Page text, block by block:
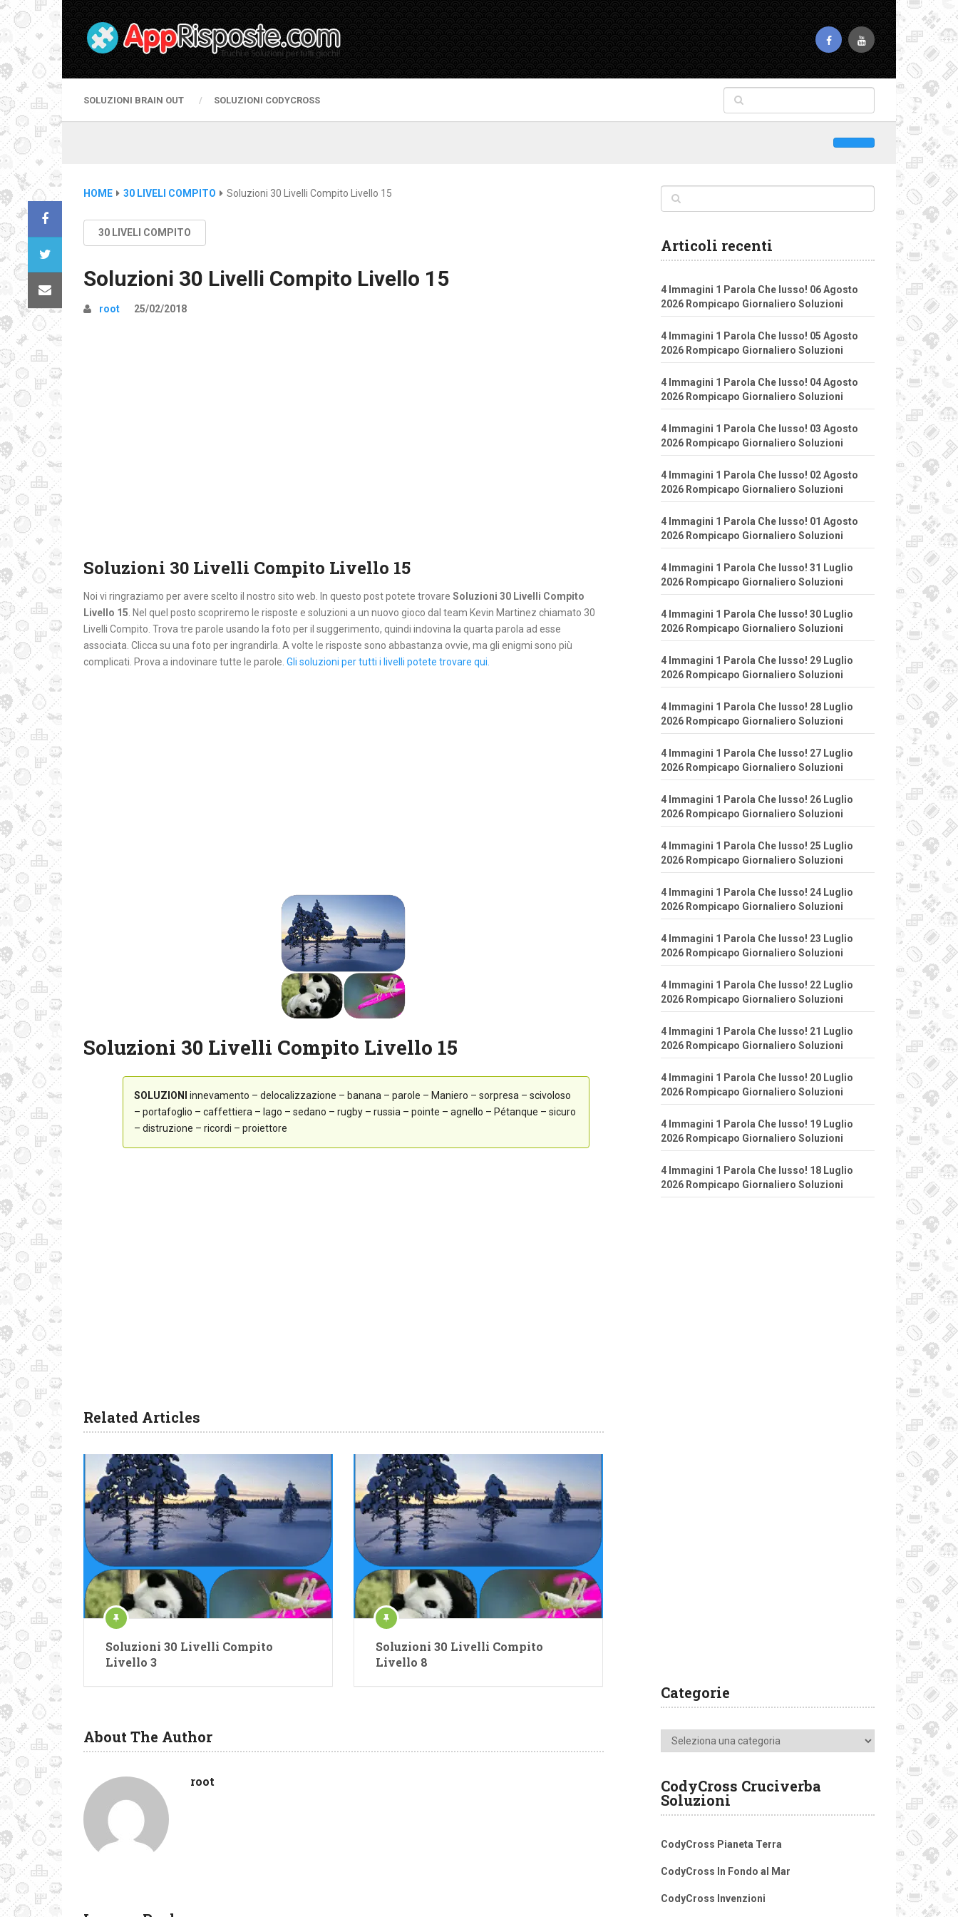
SOLUZIONI BRAIN OUT SOLUZIONI CODYCROSS
HOME 30 LIVELI COMPITO Soluzioni 30 Livelli Compito Livello 15
30 LIVELI COMPITO
Soluzioni 30 Livelli Compito Livello 15
root 25/02/2018
Soluzioni 30 Livelli Compito Livello 15
Noi vi ringraziamo per avere scelto il nostro sito web. In questo post potete trovare Soluzioni 30 Livelli Compito
Livello 15 . Nel quel posto scopriremo le risposte e soluzioni a un nuovo gioco dal team Kevin Martinez chiamato 30
Livelli Compito. Trova tre parole usando la foto per il suggerimento, quindi indovina la quarta parola ad esse
associata. Clicca su una foto per ingrandirla. A volte le risposte sono abbastanza ovvie, ma gli enigmi sono più
complicati. Prova a indovinare tutte le parole. Gli soluzioni per tutti i livelli potete trovare qui.
Soluzioni 30 Livelli Compito Livello 15
SOLUZIONI
innevamento – delocalizzazione – banana – parole – Maniero – sorpresa – scivoloso
– portafoglio – caffettiera – lago – sedano – rugby – russia – pointe – agnello – Pétanque – sicuro
– distruzione – ricordi – proiettore
Related Articles
Soluzioni 30 Livelli Compito
Livello 3
Soluzioni 30 Livelli Compito
Livello 8
About The Author
root
Articoli recenti
4 Immagini 1 Parola Che lusso! 06 Agosto
2026 Rompicapo Giornaliero Soluzioni
4 Immagini 1 Parola Che lusso! 05 Agosto
2026 Rompicapo Giornaliero Soluzioni
4 Immagini 1 Parola Che lusso! 04 Agosto
2026 Rompicapo Giornaliero Soluzioni
4 Immagini 1 Parola Che lusso! 03 Agosto
2026 Rompicapo Giornaliero Soluzioni
4 Immagini 1 Parola Che lusso! 02 Agosto
2026 Rompicapo Giornaliero Soluzioni
4 Immagini 1 Parola Che lusso! 01 Agosto
2026 Rompicapo Giornaliero Soluzioni
4 Immagini 1 Parola Che lusso! 31 Luglio
2026 Rompicapo Giornaliero Soluzioni
4 Immagini 1 Parola Che lusso! 30 Luglio
2026 Rompicapo Giornaliero Soluzioni
4 Immagini 1 Parola Che lusso! 29 Luglio
2026 Rompicapo Giornaliero Soluzioni
4 Immagini 1 Parola Che lusso! 28 Luglio
2026 Rompicapo Giornaliero Soluzioni
4 Immagini 1 Parola Che lusso! 27 Luglio
2026 Rompicapo Giornaliero Soluzioni
4 Immagini 1 Parola Che lusso! 26 Luglio
2026 Rompicapo Giornaliero Soluzioni
4 Immagini 1 Parola Che lusso! 25 Luglio
2026 Rompicapo Giornaliero Soluzioni
4 Immagini 1 Parola Che lusso! 24 Luglio
2026 Rompicapo Giornaliero Soluzioni
4 Immagini 1 Parola Che lusso! 23 Luglio
2026 Rompicapo Giornaliero Soluzioni
4 Immagini 1 Parola Che lusso! 22 Luglio
2026 Rompicapo Giornaliero Soluzioni
4 Immagini 1 Parola Che lusso! 21 Luglio
2026 Rompicapo Giornaliero Soluzioni
4 Immagini 1 Parola Che lusso! 20 Luglio
2026 Rompicapo Giornaliero Soluzioni
4 Immagini 1 Parola Che lusso! 19 Luglio
2026 Rompicapo Giornaliero Soluzioni
4 Immagini 1 Parola Che lusso! 18 Luglio
2026 Rompicapo Giornaliero Soluzioni
Categorie
Categorie
CodyCross Cruciverba
Soluzioni
CodyCross Pianeta Terra
CodyCross In Fondo al Mar
CodyCross Invenzioni